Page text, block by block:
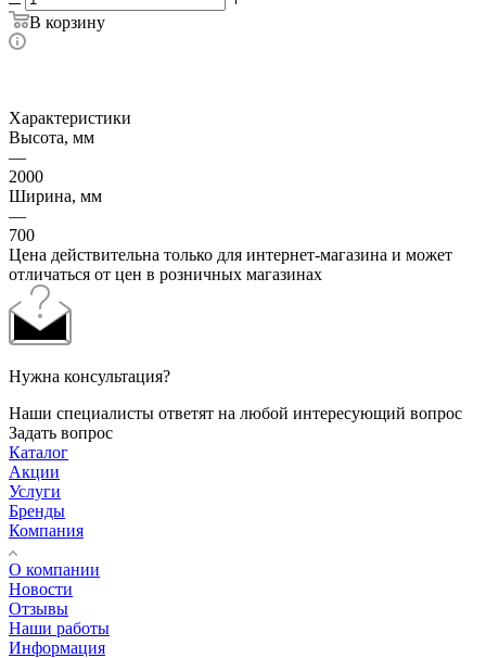
В корзину
Характеристики
Высота, мм
—
2000
Ширина, мм
—
700
Цена действительна только для интернет-магазина и может
отличаться от цен в розничных магазинах
Нужна консультация?
Наши специалисты ответят на любой интересующий вопрос
Задать вопрос
Каталог
Акции
Услуги
Бренды
Компания
О компании
Новости
Отзывы
Наши работы
Информация